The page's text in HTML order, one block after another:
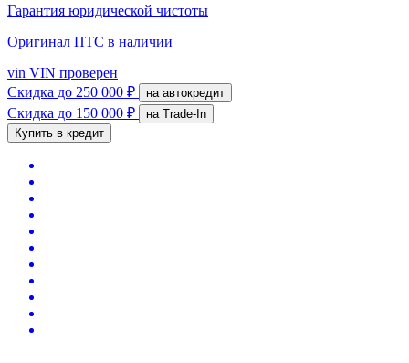
Гарантия юридической чистоты
Оригинал ПТС в наличии
vin VIN проверен
Скидка до 250 000 ₽ на автокредит
Скидка до 150 000 ₽
на Trade-In
Купить в кредит